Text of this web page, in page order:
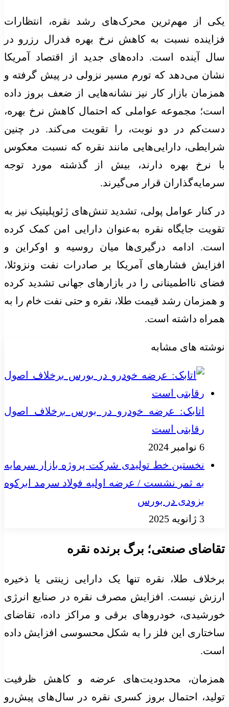
یکی از مهم‌ترین محرک‌های رشد نقره، انتظارات
فزاینده نسبت به کاهش نرخ بهره فدرال رزرو در
سال آینده است. داده‌های جدید از اقتصاد آمریکا
نشان می‌دهد که تورم مسیر نزولی در پیش گرفته و
همزمان بازار کار نیز نشانه‌هایی از ضعف بروز داده
است؛ مجموعه عواملی که احتمال کاهش نرخ بهره،
دست‌کم در دو نوبت، را تقویت می‌کند. در چنین
شرایطی، دارایی‌هایی مانند نقره که نسبت معکوس
با نرخ بهره دارند، بیش از گذشته مورد توجه
سرمایه‌گذاران قرار می‌گیرند.
در کنار عوامل پولی، تشدید تنش‌های ژئوپلیتیک نیز به
تقویت جایگاه نقره به‌عنوان دارایی امن کمک کرده
است. ادامه درگیری‌ها میان روسیه و اوکراین و
افزایش فشار‌های آمریکا بر صادرات نفت ونزوئلا،
فضای نااطمینانی را در بازار‌های جهانی تشدید کرده
و همزمان رشد قیمت طلا، نقره و حتی نفت خام را به
همراه داشته است.
نوشته های مشابه
اتابک: عرضه خودرو در بورس برخلاف اصول
رقابتی است
6 نوامبر 2024
نخستین خط تولیدی شرکت پروژه بازار سرمایه
به ثمر نشست / عرضه اولیه فولاد سرمد ابرکوه
بزودی در بورس
3 ژانویه 2025
تقاضای صنعتی؛ برگ برنده نقره
برخلاف طلا، نقره تنها یک دارایی زینتی یا ذخیره
ارزش نیست. افزایش مصرف نقره در صنایع انرژی
خورشیدی، خودرو‌های برقی و مراکز داده، تقاضای
ساختاری این فلز را به شکل محسوسی افزایش داده
است.
همزمان، محدودیت‌های عرضه و کاهش ظرفیت
تولید، احتمال بروز کسری نقره در سال‌های پیش‌رو